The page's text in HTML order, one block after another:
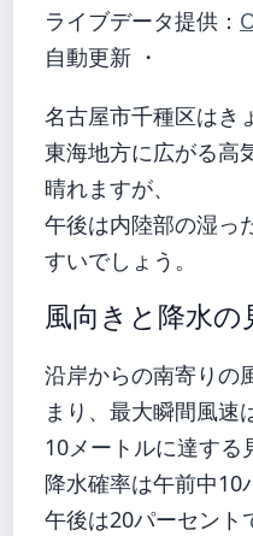
ライブデータ提供：
自動更新 ・
名古屋市千種区はき
東海地方に広がる高
晴れますが、
午後は内陸部の湿っ
すいでしょう。
風向きと降水の
沿岸からの南寄りの
まり、最大瞬間風速
10メートルに達する
降水確率は午前中10
午後は20パーセント